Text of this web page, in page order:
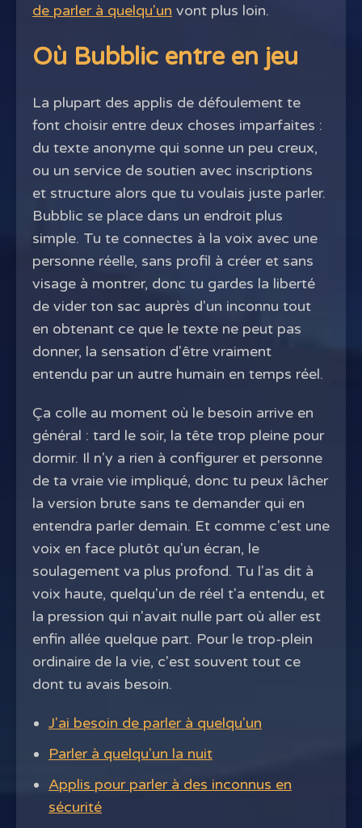
de parler à quelqu'un vont plus loin.
Où Bubblic entre en jeu
La plupart des applis de défoulement te
font choisir entre deux choses imparfaites :
du texte anonyme qui sonne un peu creux,
ou un service de soutien avec inscriptions
et structure alors que tu voulais juste parler.
Bubblic se place dans un endroit plus
simple. Tu te connectes à la voix avec une
personne réelle, sans profil à créer et sans
visage à montrer, donc tu gardes la liberté
de vider ton sac auprès d'un inconnu tout
en obtenant ce que le texte ne peut pas
donner, la sensation d'être vraiment
entendu par un autre humain en temps réel.
Ça colle au moment où le besoin arrive en
général : tard le soir, la tête trop pleine pour
dormir. Il n'y a rien à configurer et personne
de ta vraie vie impliqué, donc tu peux lâcher
la version brute sans te demander qui en
entendra parler demain. Et comme c'est une
voix en face plutôt qu'un écran, le
soulagement va plus profond. Tu l'as dit à
voix haute, quelqu'un de réel t'a entendu, et
la pression qui n'avait nulle part où aller est
enfin allée quelque part. Pour le trop-plein
ordinaire de la vie, c'est souvent tout ce
dont tu avais besoin.
J'ai besoin de parler à quelqu'un
Parler à quelqu'un la nuit
Applis pour parler à des inconnus en
sécurité